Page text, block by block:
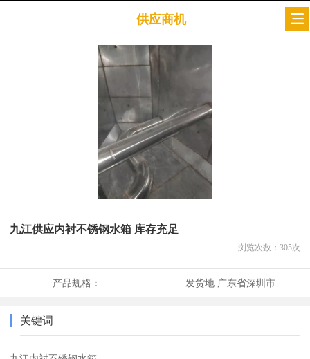
供应商机
九江供应内衬不锈钢水箱 库存充足
浏览次数： 305次
产品规格： 发货地:广东省深圳市
关键词